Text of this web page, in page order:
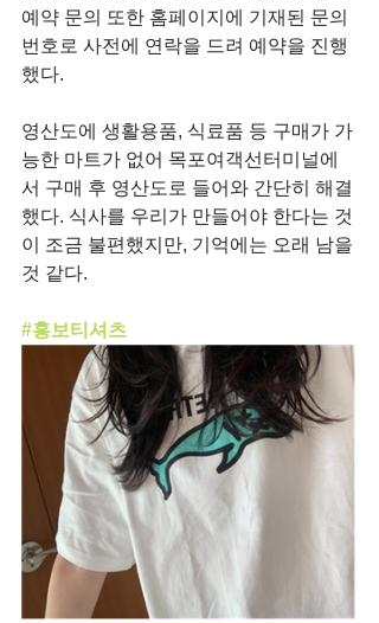
예약 문의 또한 홈페이지에 기재된 문의
번호로 사전에 연락을 드려 예약을 진행
했다.
영산도에 생활용품, 식료품 등 구매가 가
능한 마트가 없어 목포여객선터미널에
서 구매 후 영산도로 들어와 간단히 해결
했다. 식사를 우리가 만들어야 한다는 것
이 조금 불편했지만, 기억에는 오래 남을
것 같다.
#홍보티셔츠